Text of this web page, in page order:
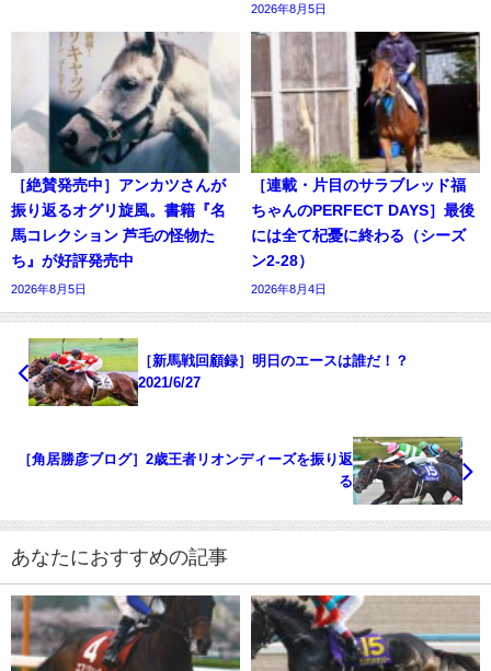
2026年8月5日
［絶賛発売中］アンカツさんが
振り返るオグリ旋風。書籍『名
馬コレクション 芦毛の怪物た
ち』が好評発売中
2026年8月5日
［連載・片目のサラブレッド福
ちゃんのPERFECT DAYS］最後
には全て杞憂に終わる（シーズ
ン2-28）
2026年8月4日
［新馬戦回顧録］明日のエースは誰だ！？
2021/6/27
［角居勝彦ブログ］2歳王者リオンディーズを振り返
る
あなたにおすすめの記事